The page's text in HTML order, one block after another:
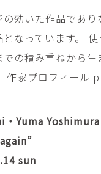
効いた作品であ
なっています。
の積み重ねから
作家プロフィール
Yuma
sun